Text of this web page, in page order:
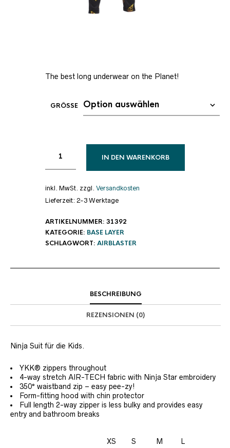
The best long underwear on the Planet!
GRÖSSE
IN DEN WARENKORB
inkl. MwSt. zzgl. Versandkosten
Lieferzeit: 2-3 Werktage
ARTIKELNUMMER: 31392
KATEGORIE: BASE LAYER
SCHLAGWORT: AIRBLASTER
BESCHREIBUNG
REZENSIONEN (0)
Ninja Suit für die Kids.
YKK® zippers throughout
4-way stretch AIR-TECH fabric with Ninja Star embroidery
350° waistband zip – easy pee-zy!
Form-fitting hood with chin protector
Full length 2-way zipper is less bulky and provides easy
entry and bathroom breaks
XS S M L